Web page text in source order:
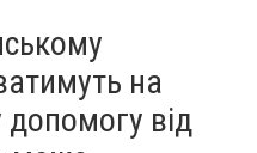
на
від